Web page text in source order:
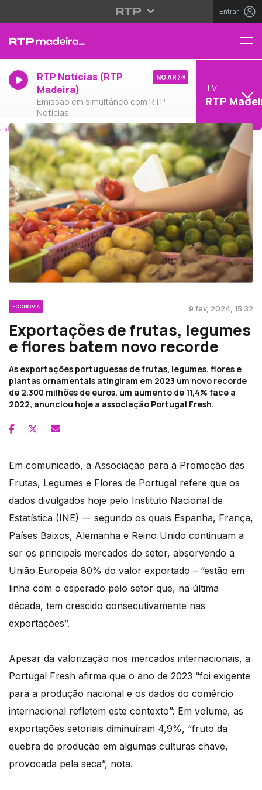
Entrar
RTP Notícias (RTP
Madeira)
Emissão em simultâneo com RTP
Notícias
NO AR
TV
RTP
ECONOMIA 9 fev, 2024, 15:32
Exportações de frutas, legumes
e flores batem novo recorde
As exportações portuguesas de frutas, legumes, flores e
plantas ornamentais atingiram em 2023 um novo recorde
de 2.300 milhões de euros, um aumento de 11,4% face a
2022, anunciou hoje a associação Portugal Fresh.
Em comunicado, a Associação para a Promoção das
Frutas, Legumes e Flores de Portugal refere que os
dados divulgados hoje pelo Instituto Nacional de
Estatística (INE) — segundo os quais Espanha, França,
Países Baixos, Alemanha e Reino Unido continuam a
ser os principais mercados do setor, absorvendo a
União Europeia 80% do valor exportado – “estão em
linha com o esperado pelo setor que, na última
década, tem crescido consecutivamente nas
exportações”.
Apesar da valorização nos mercados internacionais, a
Portugal Fresh afirma que o ano de 2023 “foi exigente
para a produção nacional e os dados do comércio
internacional refletem este contexto”: Em volume, as
exportações setoriais diminuíram 4,9%, “fruto da
quebra de produção em algumas culturas chave,
provocada pela seca”, nota.